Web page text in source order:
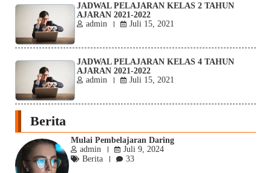
JADWAL PELAJARAN KELAS 2 TAHUN
AJARAN 2021-2022
admin
Juli 15, 2021
JADWAL PELAJARAN KELAS 4 TAHUN
AJARAN 2021-2022
admin
Juli 15, 2021
Berita
Mulai Pembelajaran Daring
admin
Juli 9, 2024
Berita
33